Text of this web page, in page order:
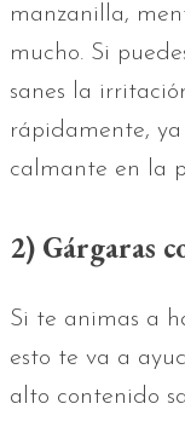
manzanilla,
mucho. Si
sanes la
rápidamente,
calmante en la
2) Gárgaras
Si te animas a
esto te va a
alto contenido